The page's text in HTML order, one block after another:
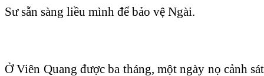
Sư sẵn sàng liều mình để bảo vệ Ngài.
Ở Viên Quang được ba tháng, một ngày nọ cảnh